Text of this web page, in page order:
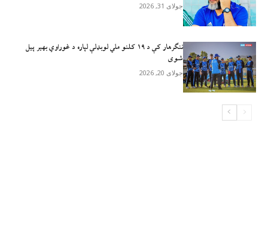
جولای 31, 2026
ننګرهار کې د ۱۹ کلنو ملي لوبډلې لپاره د غوراوي بهیر پیل
شوی
جولای 20, 2026